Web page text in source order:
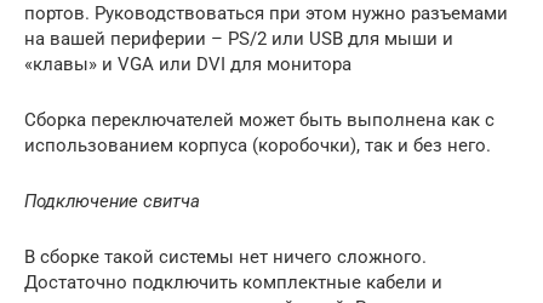
портов. Руководствоваться при этом нужно разъемами
на вашей периферии – PS/2 или USB для мыши и
«клавы» и VGA или DVI для монитора
Сборка переключателей может быть выполнена как с
использованием корпуса (коробочки), так и без него.
Подключение свитча
В сборке такой системы нет ничего сложного.
Достаточно подключить комплектные кабели и